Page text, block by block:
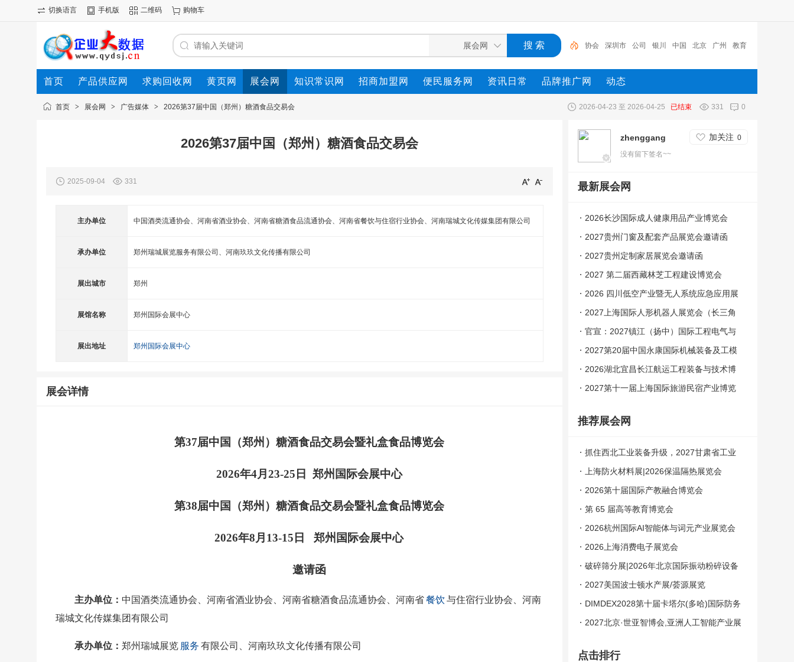
切换语言 手机版 二维码 购物车
协会 深圳市 公司 银川 中国 北京 广州 教育
机械 广州市
首页 产品供应网 求购回收网 黄页网 展会网 知识常识网 招商加盟网 便民服务网 资讯日常 品牌推广网 动态
2026-04-23 至 2026-04-25 已结束 331 0
首页 > 展会网 > 广告媒体 > 2026第37届中国（郑州）糖酒食品交易会
2026第37届中国（郑州）糖酒食品交易会
2025-09-04 331
主办单位 中国酒类流通协会、河南省酒业协会、河南省糖酒食品流通协会、河南省餐饮与住宿行业协会、河南瑞城文化传媒集团有限公司
承办单位 郑州瑞城展览服务有限公司、河南玖玖文化传播有限公司
展出城市 郑州
展馆名称 郑州国际会展中心
展出地址 郑州国际会展中心
展会详情
第37届中国（郑州）糖酒食品交易会暨礼盒食品博览会
2026年4月23-25日 郑州国际会展中心
第38届中国（郑州）糖酒食品交易会暨礼盒食品博览会
2026年8月13-15日 郑州国际会展中心
邀请函
主办单位： 中国酒类流通协会、河南省酒业协会、河南省糖酒食品流通协会、河南省餐饮与住宿行业协会、河南
瑞城文化传媒集团有限公司
承办单位： 郑州瑞城展览 服务 有限公司、河南玖玖文化传播有限公司
zhenggang 加关注 0
没有留下签名~~
最新展会网
2026长沙国际成人健康用品产业博览会
2027贵州门窗及配套产品展览会邀请函
2027贵州定制家居展览会邀请函
2027 第二届西藏林芝工程建设博览会
2026 四川低空产业暨无人系统应急应用展
览会
2027上海国际人形机器人展览会（长三角
机器人展）
官宣：2027镇江（扬中）国际工程电气与
新型储能产业博览会
2027第20届中国永康国际机械装备及工模
具展览会
2026湖北宜昌长江航运工程装备与技术博
览会、工程机械、建材机械、矿山机械、工
2027第十一届上海国际旅游民宿产业博览
推荐展会网
抓住西北工业装备升级，2027甘肃省工业
装备与智能制造展览会
上海防火材料展|2026保温隔热展览会
2026第十届国际产教融合博览会
第 65 届高等教育博览会
2026杭州国际AI智能体与词元产业展览会
2026上海消费电子展览会
破碎筛分展|2026年北京国际振动粉碎设备
展会
2027美国波士顿水产展/荟源展览
DIMDEX2028第十届卡塔尔(多哈)国际防务
暨海防展
2027北京·世亚智博会,亚洲人工智能产业展
点击排行